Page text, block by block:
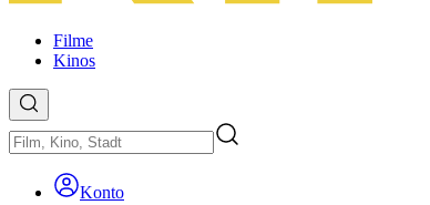
Filme
Kinos
Konto